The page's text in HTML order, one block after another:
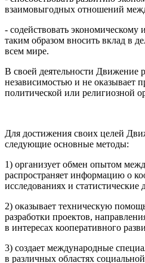
взаимовыгодных отношений
- содействовать экономическому
таким образом вносить вклад в
всем мире.
В своей деятельности Движение
независимостью и не оказывает
политической или религиозной
Для достижения своих целей
следующие основные методы:
1) организует обмен опытом
распространяет информацию о
исследованиях и статистические
2) оказывает техническую
разработки проектов,
в интересах кооперативного
3) создает международные
в различных областях